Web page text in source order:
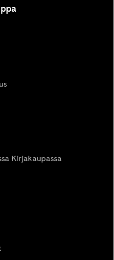
Kirjakaupassa